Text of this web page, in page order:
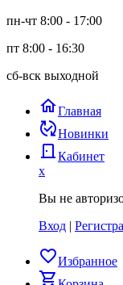
пн-чт 8:00 - 17:00
пт 8:00 - 16:30
сб-вск выходной
homeГлавная
published_with_changesНовинки
door_back Кабинет
x
Вы не
Вход |
favorite_borderИзбранное
shopping_cart